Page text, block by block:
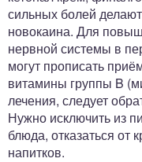
сильных болей
новокаина. Для
нервной системы в
могут прописать
витамины группы B
лечения, следует
Нужно исключить из
блюда, отказаться от
напитков.